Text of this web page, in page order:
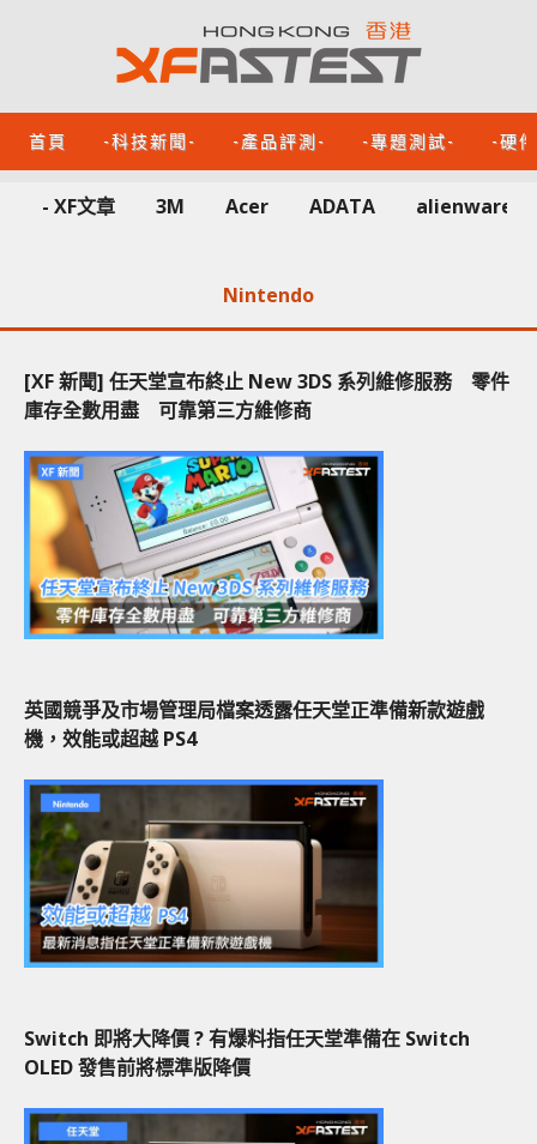
首頁 -科技新聞- -產品評測- -專題測試- -硬
- XF文章 3M Acer ADATA alienware
Nintendo
[XF 新聞] 任天堂宣布終止 New 3DS 系列維修服務 零件
庫存全數用盡 可靠第三方維修商
英國競爭及市場管理局檔案透露任天堂正準備新款遊戲
機，效能或超越 PS4
Switch 即將大降價 ? 有爆料指任天堂準備在 Switch
OLED 發售前將標準版降價